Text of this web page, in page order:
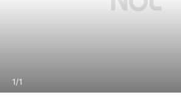
1/1